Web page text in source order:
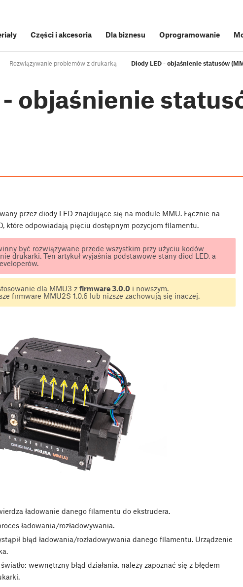
Części i akcesoria Dla biznesu Oprogramowanie
Rozwiązywanie problemów z drukarką Diody LED - objaśnienie statusów
- objaśnienie
przez diody LED znajdujące się na module MMU. Łącznie na
które odpowiadają pięciu dostępnym pozycjom filamentu.
być rozwiązywane przede wszystkim przy użyciu kodów
drukarki. Ten artykuł wyjaśnia podstawowe stany diod LED, a
dla MMU3 z firmware 3.0.0 i nowszym.
firmware MMU2S 1.0.6 lub niższe zachowują się inaczej.
ładowanie danego filamentu do ekstrudera.
ładowania/rozładowywania.
błąd ładowania/rozładowywania danego filamentu. Urządzenie
wewnętrzny błąd działania, należy zapoznać się z błędem